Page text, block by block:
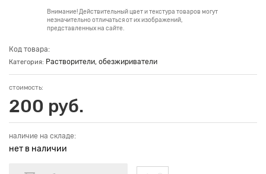
Внимание! Действительный цвет и текстура товаров могут
незначительно отличаться от их изображений,
представленных на сайте.
Код товара:
Категория: Растворители, обезжириватели
стоимость:
200 руб.
наличие на складе:
нет в наличии